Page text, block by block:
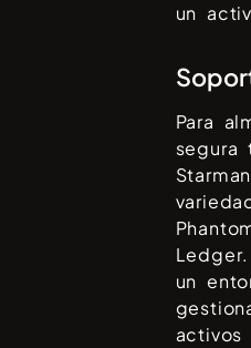
un
Para
segura
Starman
Ledger
un
activos